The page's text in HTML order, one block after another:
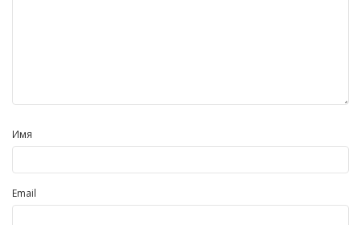
Имя
Email